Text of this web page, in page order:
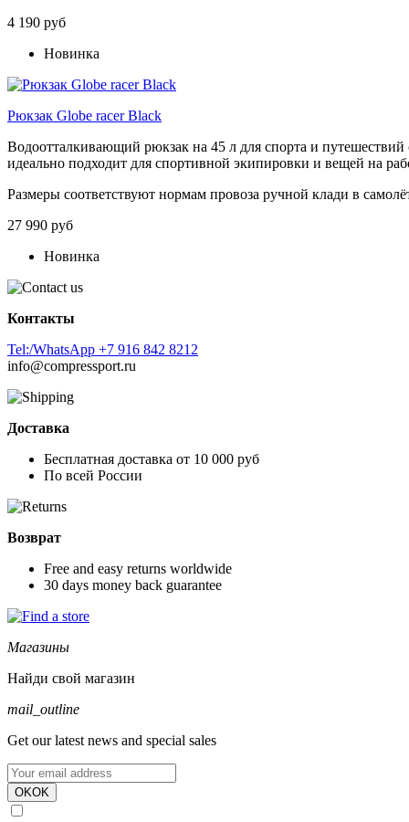
4 190 руб
Новинка
Рюкзак Globe racer Black
Водоотталкивающий рюкзак на 45 л для спорта и путешествий
идеально подходит для спортивной экипировки и вещей на
Размеры соответствуют нормам провоза ручной клади в
27 990 руб
Новинка
Контакты
Tel:/WhatsApp +7 916 842 8212
info@compressport.ru
Доставка
Бесплатная доставка от 10 000 руб
По всей России
Возврат
Free and easy returns worldwide
30 days money back guarantee
Магазины
Найди свой магазин
mail_outline
Get our latest news and special sales
OKOK